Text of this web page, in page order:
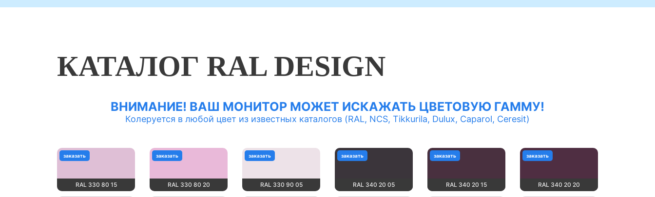
КАТАЛОГ RAL DESIGN
ВНИМАНИЕ! ВАШ МОНИТОР МОЖЕТ ИСКАЖАТЬ ЦВЕТОВУЮ ГАММУ!
Колеруется в любой цвет из известных каталогов (RAL, NCS, Tikkurila, Dulux, Caparol, Ceresit)
RAL 330 80 15
заказать
RAL 330 80 20
заказать
RAL 330 90 05
заказать
RAL 340 20 05
заказать
RAL 340 20 15
заказать
RAL 340 20 20
заказать